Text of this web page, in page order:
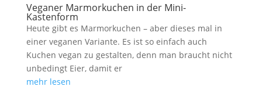
Veganer Marmorkuchen in der Mini-
Kastenform
Heute gibt es Marmorkuchen – aber dieses mal in
einer veganen Variante. Es ist so einfach auch
Kuchen vegan zu gestalten, denn man braucht nicht
unbedingt Eier, damit er
mehr lesen